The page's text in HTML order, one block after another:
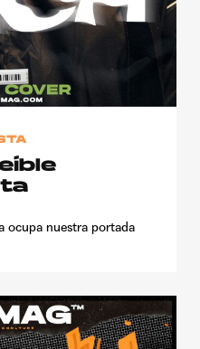
ocupa nuestra portada